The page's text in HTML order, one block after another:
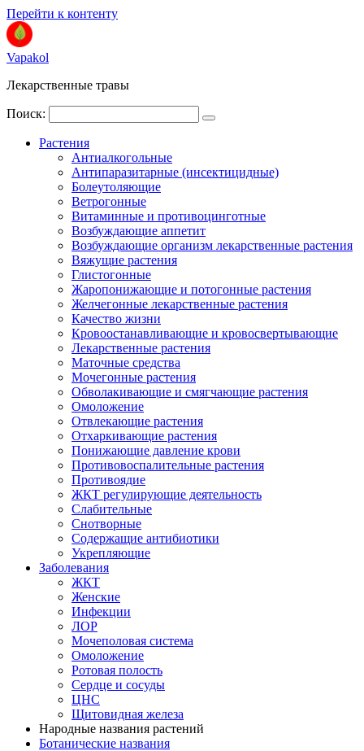
Перейти к контенту
Vapakol
Лекарственные травы
Поиск:
Растения
Антиалкогольные
Антипаразитарные (инсектицидные)
Болеутоляющие
Ветрогонные
Витаминные и противоцинготные
Возбуждающие аппетит
Возбуждающие организм лекарственные растения
Вяжущие растения
Глистогонные
Жаропонижающие и потогонные растения
Желчегонные лекарственные растения
Качество жизни
Кровоостанавливающие и кровосвертывающие
Лекарственные растения
Маточные средства
Мочегонные растения
Обволакивающие и смягчающие растения
Омоложение
Отвлекающие растения
Отхаркивающие растения
Понижающие давление крови
Противовоспалительные растения
Противоядие
ЖКТ регулирующие деятельность
Слабительные
Снотворные
Содержащие антибиотики
Укрепляющие
Заболевания
ЖКТ
Женские
Инфекции
ЛОР
Мочеполовая система
Омоложение
Ротовая полость
Сердце и сосуды
ЦНС
Щитовидная железа
Народные названия растений
Ботанические названия